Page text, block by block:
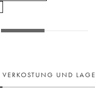
VERKOSTUNG UND